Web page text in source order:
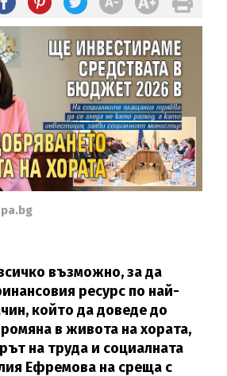
възможно, за да
ресурс по най-
който да доведе до
в живота на хората,
на труда и социалната
Ефремова на среща с